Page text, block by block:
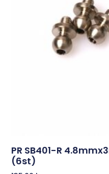
PR SB401-R
(6st)